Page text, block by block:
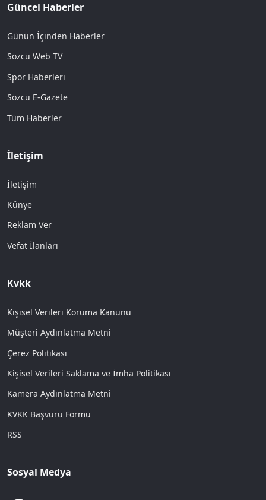
Güncel Haberler
Günün İçinden Haberler
Sözcü Web TV
Spor Haberleri
Sözcü E-Gazete
Tüm Haberler
İletişim
İletişim
Künye
Reklam Ver
Vefat İlanları
Kvkk
Kişisel Verileri Koruma Kanunu
Müşteri Aydınlatma Metni
Çerez Politikası
Kişisel Verileri Saklama ve İmha Politikası
Kamera Aydınlatma Metni
KVKK Başvuru Formu
RSS
Sosyal Medya